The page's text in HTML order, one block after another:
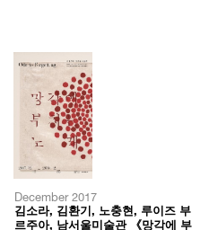
December 2017
김소라, 김환기, 노충현, 루이즈 부
르주아, 남서울미술관 《망각에 부